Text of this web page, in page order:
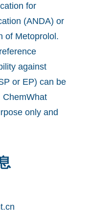
for
(ANDA) or
of Metoprolol.
against
or EP) can be
ChemWhat
only and